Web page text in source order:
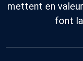
mettent en
font